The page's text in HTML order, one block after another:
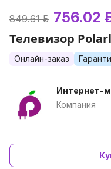
849.61 р. 756.02
Телевизор
Онлайн-заказ
Интернет-
Компания